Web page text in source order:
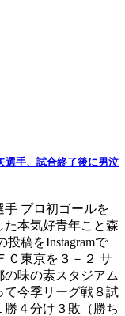
選手、試合終了後に男泣
プロ初ゴールを
本気好青年こと森
稿をInstagramで
Ｃ東京を３－２ サ
味の素スタジアム
て今季リーグ戦８試
４分け３敗（勝ち